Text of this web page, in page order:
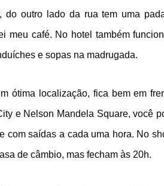
do outro lado da rua tem uma
meu café. No hotel também
e sopas na madrugada.
ótima localização, fica bem em
e Nelson Mandela Square, você
com saídas a cada uma hora. No
de câmbio, mas fecham às 20h.